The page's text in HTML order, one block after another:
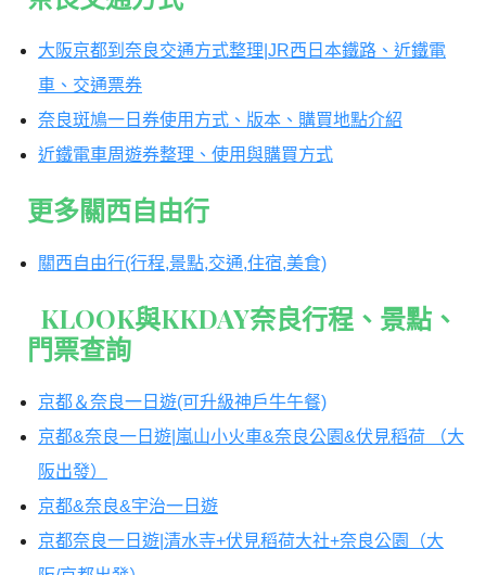
大阪京都到奈良交通方式整理|JR西日本鐵路、近鐵電
車、交通票券
奈良斑鳩一日券使用方式、版本、購買地點介紹
近鐵電車周遊券整理、使用與購買方式
更多關西自由行
關西自由行(行程,景點,交通,住宿,美食)
KLOOK與KKDAY奈良行程 、景點 、
門票查詢
京都＆奈良一日遊(可升級神戶牛午餐)
京都&奈良一日遊|嵐山小火車&奈良公園&伏見稻荷 （大
阪出發）
京都&奈良&宇治一日遊
京都奈良一日遊|清水寺+伏見稻荷大社+奈良公園（大